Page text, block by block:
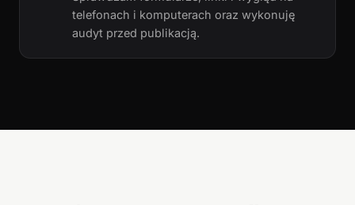
telefonach i komputerach oraz wykonuję
audyt przed publikacją.